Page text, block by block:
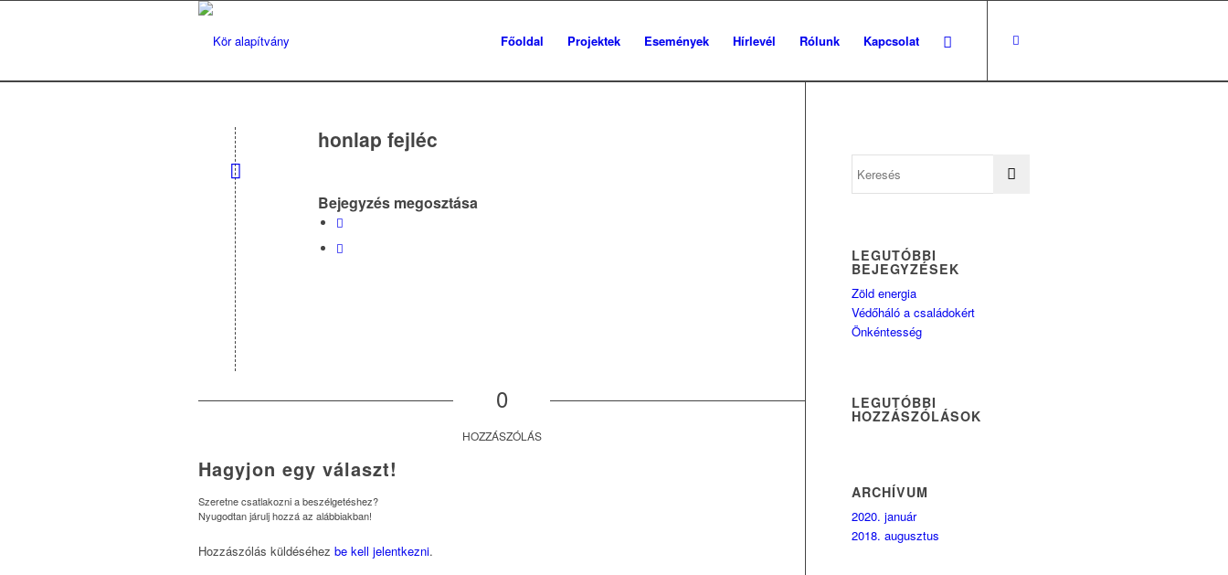
Főoldal Projektek Események Hírlevél Rólunk Kapcsolat
honlap fejléc
Bejegyzés megosztása
0
HOZZÁSZÓLÁS
Hagyjon egy választ!
Szeretne csatlakozni a beszélgetéshez?
Nyugodtan járulj hozzá az alábbiakban!
Hozzászólás küldéséhez be kell jelentkezni.
LEGUTÓBBI
BEJEGYZÉSEK
Zöld energia
Védőháló a családokért
Önkéntesség
LEGUTÓBBI
HOZZÁSZÓLÁSOK
ARCHÍVUM
2020. január
2018. augusztus